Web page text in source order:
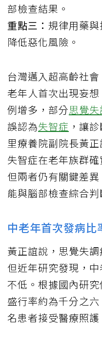
部檢查結果。
重點三： 規律用藥
降低惡化風險。
台灣邁入超高齡社
老年人首次出現妄
例增多，部分思覺
誤認為失智症 ，讓
里療養院副院長黃
失智症在老年族群
但兩者仍有關鍵差
能與腦部檢查綜合判
中老年首次發病比
黃正誼說，思覺失
但近年研究發現，
不低。根據國內研
盛行率約為千分之
名患者接受醫療照護